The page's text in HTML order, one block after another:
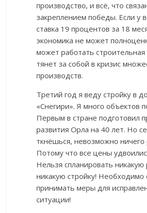
производство, и всё, что
закреплением победы. Если у
ставка 19 процентов за 18
экономика не может
может работать строительная
тянет за собой в кризис
производств.
Третий год я веду стройку в
«Снегири». Я много объектов
Первым в стране подготовил
развития Орла на 40 лет. Но
ткнёшься, невозможно
Потому что все цены
Нельзя спланировать никакую
никакую стройку! Необходимо
принимать меры для
ситуации!